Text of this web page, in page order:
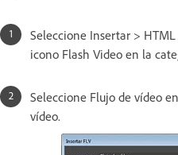
Seleccione Insertar >
icono Flash Video en la
Seleccione Flujo de vídeo
vídeo.